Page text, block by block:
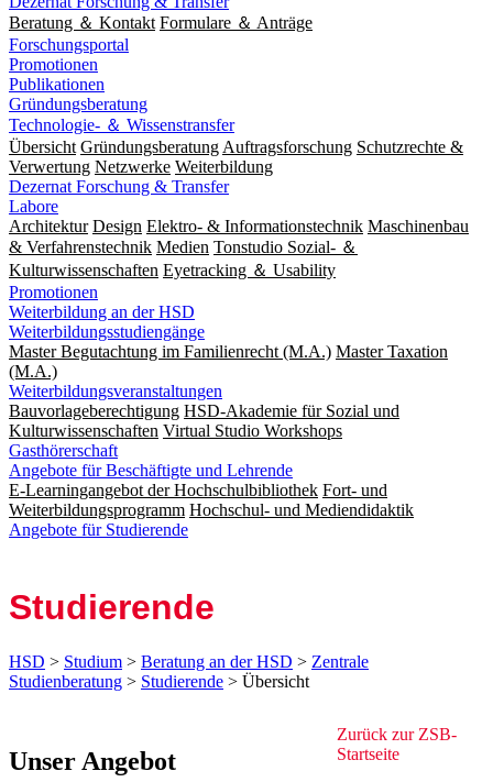
Beratung ＆ Kontakt Formulare ＆ Anträge
Forschungsportal
Promotionen
Publikationen
Gründungsberatung
Technologie- ＆ Wissenstransfer
Übersicht Gründungsberatung Auftragsforschung Schutzrechte &
Verwertung Netzwerke Weiterbildung
Dezernat Forschung & Transfer
Labore
Architektur Design Elektro- & Informationstechnik Maschinenbau
& Verfahrenstechnik Medien Tonstudio Sozial- ＆
Kulturwissenschaften Eyetracking ＆ Usability
Promotionen
Weiterbildung an der HSD
Weiterbildungsstudiengänge
Master Begutachtung im Familienrecht (M.A.) Master Taxation
(M.A.)
Weiterbildungsveranstaltungen
Bauvorlageberechtigung HSD-Akademie für Sozial und
Kulturwissenschaften Virtual Studio Workshops
Gasthörerschaft
Angebote für Beschäftigte und Lehrende
E-Learningangebot der Hochschulbibliothek Fort- und
Weiterbildungsprogramm Hochschul- und Mediendidaktik
Angebote für Studierende
Stu­die­ren­de
HSD > Studium > Beratung an der HSD > Zentrale
Studienberatung > Studierende > Übersicht
​​​​​​​​​​​​​​​​​​​​​​​​​​​​​​​​​​Unser Angebot
Zurück zur ​ZSB-
Startseite